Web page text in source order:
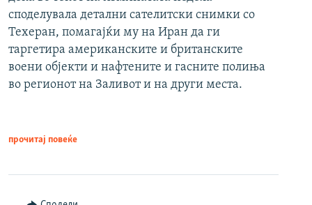
споделувала детални сателитски снимки со
Техеран, помагајќи му на Иран да ги
таргетира американските и британските
воени објекти и нафтените и гасните полиња
во регионот на Заливот и на други места.
прочитај повеќе